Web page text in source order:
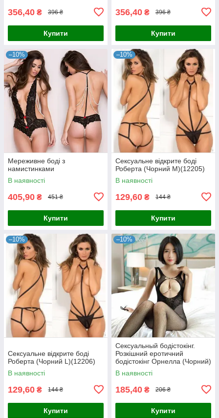
356,40 ₴ 396 ₴
Купити
356,40 ₴ 396 ₴
Купити
–10%
Мереживне боді з
намистинками
В наявності
405,90 ₴ 451 ₴
Купити
–10%
Сексуальне відкрите боді
Роберта (Чорний М)(12205)
В наявності
129,60 ₴ 144 ₴
Купити
–10%
Сексуальне відкрите боді
Роберта (Чорний L)(12206)
В наявності
129,60 ₴ 144 ₴
Купити
–10%
Сексуальный бодістокінг.
Розкішний еротичний
бодістокінг Орнелла (Чорний)
Розмір: універсал. (XS-XL)
В наявності
185,40 ₴ 206 ₴
Купити